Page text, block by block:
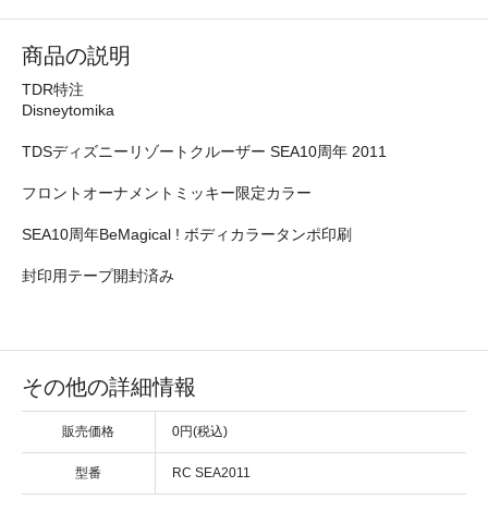
商品の説明
TDR特注
Disneytomika
TDSディズニーリゾートクルーザー SEA10周年 2011
フロントオーナメントミッキー限定カラー
SEA10周年BeMagical ! ボディカラータンポ印刷
封印用テープ開封済み
その他の詳細情報
販売価格 0円(税込)
型番 RC SEA2011